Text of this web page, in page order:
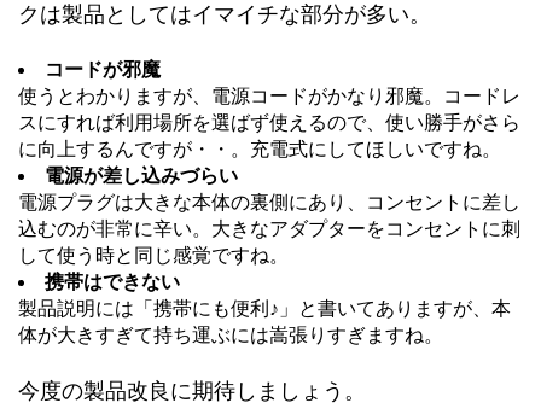
クは製品としてはイマイチな部分が多い。
コードが邪魔
使うとわかりますが、電源コードがかなり邪魔。コードレ
スにすれば利用場所を選ばず使えるので、使い勝手がさら
に向上するんですが・・。充電式にしてほしいですね。
電源が差し込みづらい
電源プラグは大きな本体の裏側にあり、コンセントに差し
込むのが非常に辛い。大きなアダプターをコンセントに刺
して使う時と同じ感覚ですね。
携帯はできない
製品説明には「携帯にも便利♪」と書いてありますが、本
体が大きすぎて持ち運ぶには嵩張りすぎますね。
今度の製品改良に期待しましょう。